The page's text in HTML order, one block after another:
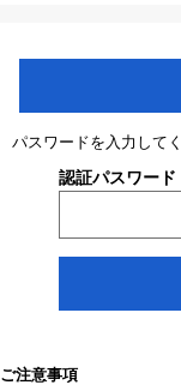
パスワードを入力してく
認証パスワード
ご注意事項